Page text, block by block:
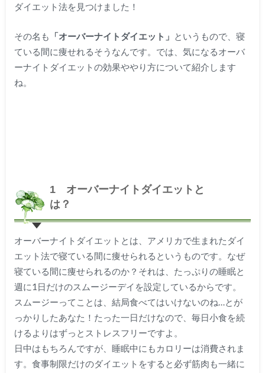
ダイエット法を見つけました！
その名も 「オーバーナイトダイエット」 というもので、寝
ている間に痩せれるそうなんです。では、気になるオーバ
ーナイトダイエットの効果ややり方について紹介します
ね。
1 オーバーナイトダイエットと
は？
オーバーナイトダイエットとは、アメリカで生まれたダイ
エット法で寝ている間に痩せられるというものです。なぜ
寝ている間に痩せられるのか？それは、たっぷりの睡眠と
週に1日だけのスムージーデイを設定しているからです。
スムージーってことは、結局食べてはいけないのね…とが
っかりしたあなた！たった一日だけなので、毎日小食を続
けるよりはずっとストレスフリーですよ。
日中はもちろんですが、睡眠中にもカロリーは消費されま
す。食事制限だけのダイエットをすると必ず筋肉も一緒に